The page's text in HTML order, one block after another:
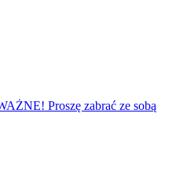
Proszę zabrać ze sobą